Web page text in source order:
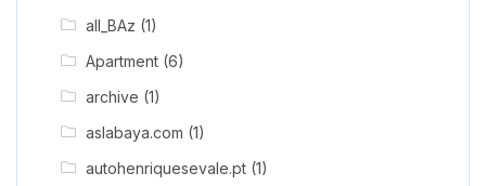
all_BAz (1)
Apartment(6)
archive (1)
aslabaya.com (1)
autohenriquesevale.pt(1)